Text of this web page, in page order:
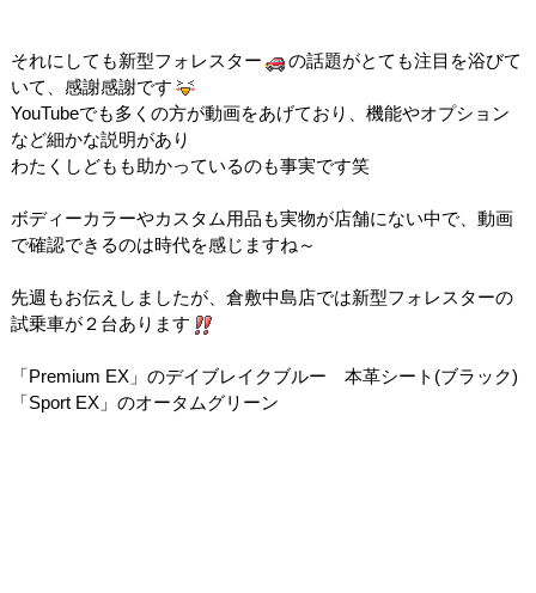
それにしても新型フォレスター
の話題がとても注目を浴びて
いて、感謝感謝です
YouTubeでも多くの方が動画をあげており、機能やオプション
など細かな説明があり
わたくしどもも助かっているのも事実です笑
ボディーカラーやカスタム用品も実物が店舗にない中で、動画
で確認できるのは時代を感じますね～
先週もお伝えしましたが、倉敷中島店では新型フォレスターの
試乗車が２台あります
「Premium EX」のデイブレイクブルー 本革シート(ブラック)
「Sport EX」のオータムグリーン